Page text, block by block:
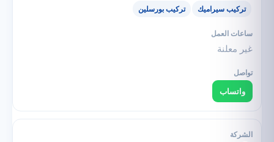
تركيب سيراميك تركيب بورسلين
غير معلنة
واتساب